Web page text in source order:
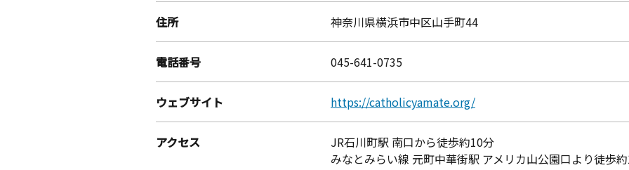
住所 神奈川県横浜市中区山手町44
電話番号 045-641-0735
ウェブサイト https://catholicyamate.org/
アクセス
JR石川町駅 南口から徒歩約10分
みなとみらい線 元町中華街駅 アメリカ山公園口より徒歩